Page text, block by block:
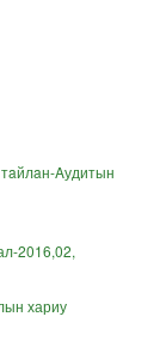
Aудитын
2016,02,
хариу